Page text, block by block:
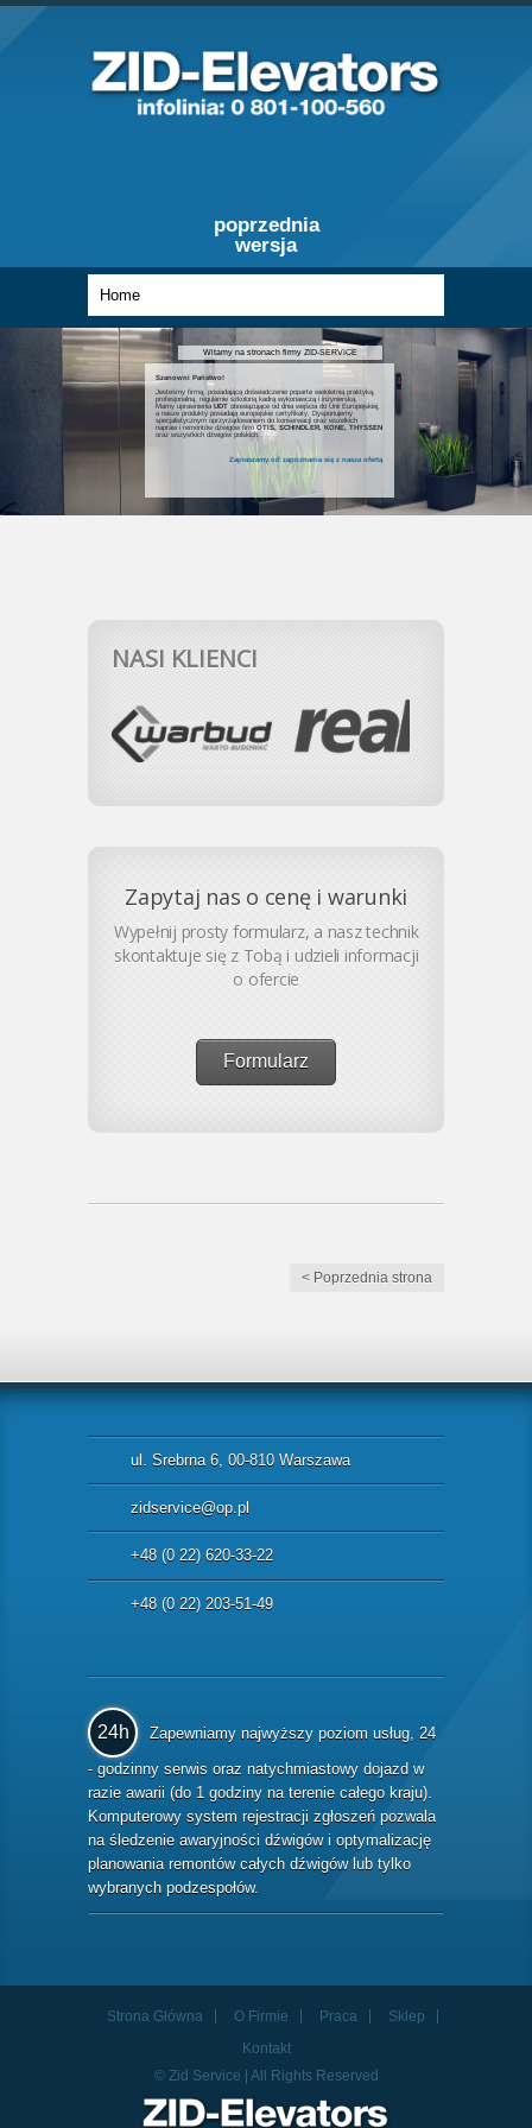
poprzednia
wersja
Witamy na stronach firmy ZID-SERVICE
Szanowni Państwo!
Jesteśmy firmą, posiadającą doświadczenie poparte wieloletnią praktyką,
profesjonalną, regularnie szkoloną kadrą wykonawczą i inżynierską.
Mamy uprawnieniaUDT obowiązujące od dnia wejścia do Unii Europejskiej,
a nasze produkty posiadają europejskie certyfikaty. Dysponujemy
specjalistycznym oprzyrządowaniem do konserwacji oraz wszelkich
napraw i remontów dźwigów firmOTIS, SCHINDLER, KONE, THYSSEN
oraz wszystkich dźwigów polskich.
Zapraszamy od zapoznania się z nasza ofertą
NASI KLIENCI
Zapytaj nas o cenę i warunki
Wypełnij prosty formularz, a nasz technik
skontaktuje się z Tobą i udzieli informacji
o ofercie
Formularz
< Poprzednia strona
ul. Srebrna 6, 00-810 Warszawa
zidservice@op.pl
+48 (0 22) 620-33-22
+48 (0 22) 203-51-49
24h
Zapewniamy najwyższy poziom usług, 24
- godzinny serwis oraz natychmiastowy dojazd w
razie awarii (do 1 godziny na terenie całego kraju).
Komputerowy system rejestracji zgłoszeń pozwala
na śledzenie awaryjności dźwigów i optymalizację
planowania remontów całych dźwigów lub tylko
wybranych podzespołów.
Strona Główna O Firmie Praca
Sklep
Kontakt
© Zid Service | All Rights Reserved